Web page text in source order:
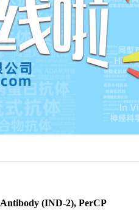
(IND-2), PerCP